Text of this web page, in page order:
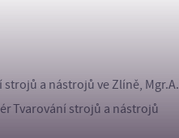
strojů a nástrojů ve Zlíně, Mgr.A.
Tvarování strojů a nástrojů